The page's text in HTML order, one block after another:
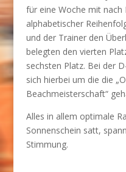
für eine Woche mit nach
alphabetischer
und der Trainer den
belegten den vierten
sechsten Platz. Bei der
sich hierbei um die die
Beachmeisterschaft“
Alles in allem optimale
Sonnenschein satt,
Stimmung.